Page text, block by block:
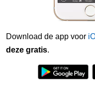
Download de app voor
deze gratis.